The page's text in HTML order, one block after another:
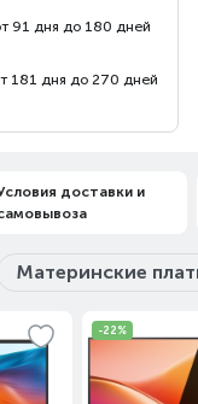
91 дня до 180 дней
181 дня до 270 дней
доставки и
Материнские
-22%